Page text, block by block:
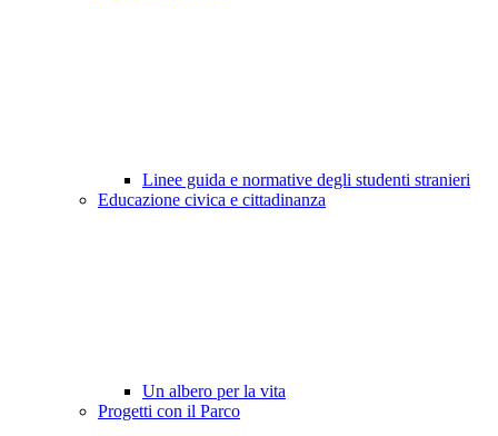
Linee guida e normative degli studenti stranieri
Educazione civica e cittadinanza
Un albero per la vita
Progetti con il Parco